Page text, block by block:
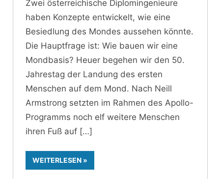
Zwei österreichische Diplomingenieure
haben Konzepte entwickelt, wie eine
Besiedlung des Mondes aussehen könnte.
Die Hauptfrage ist: Wie bauen wir eine
Mondbasis? Heuer begehen wir den 50.
Jahrestag der Landung des ersten
Menschen auf dem Mond. Nach Neill
Armstrong setzten im Rahmen des Apollo-
Programms noch elf weitere Menschen
ihren Fuß auf
WEITERLESEN